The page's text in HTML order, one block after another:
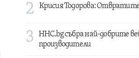
2 Крисия Тодорова:
3
HHC.bg събра най-добрите
производители